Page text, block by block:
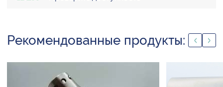
Рекомендованные продукты: